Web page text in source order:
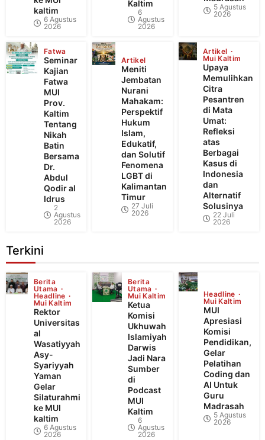
kaltim
6 Agustus
2026
Kaltim
6
Agustus
2026
5 Agustus
2026
Fatwa
Seminar
Kajian
Fatwa
MUI
Prov.
Kaltim
Tentang
Nikah
Batin
Bersama
Dr.
Abdul
Qodir al
Idrus
2
Agustus
2026
Artikel
Meniti
Jembatan
Nurani
Mahakam:
Perspektif
Hukum
Islam,
Edukatif,
dan Solutif
Fenomena
LGBT di
Kalimantan
Timur
27 Juli
2026
Artikel
Mui Kaltim
Upaya
Memulihkan
Citra
Pesantren
di Mata
Umat:
Refleksi
atas
Berbagai
Kasus di
Indonesia
dan
Alternatif
Solusinya
22 Juli
2026
Terkini
Berita
Utama
Headline
Mui Kaltim
Rektor
Universitas
al
Wasatiyyah
Asy-
Syariyyah
Yaman
Gelar
Silaturahmi
ke MUI
kaltim
6 Agustus
2026
Berita
Utama
Mui Kaltim
Ketua
Komisi
Ukhuwah
Islamiyah
Darwis
Jadi Nara
Sumber
di
Podcast
MUI
Kaltim
6
Agustus
2026
Headline
Mui Kaltim
MUI
Apresiasi
Komisi
Pendidikan,
Gelar
Pelatihan
Coding dan
AI Untuk
Guru
Madrasah
5 Agustus
2026